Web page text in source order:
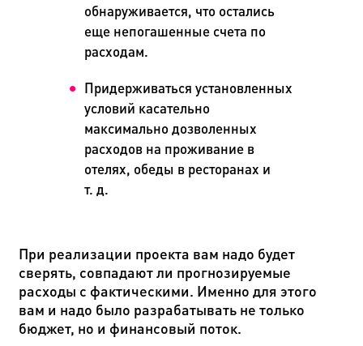
обнаруживается, что остались
еще непогашенные счета по
расходам.
Придерживаться установленных
условий касательно
максимально дозволенных
расходов на проживание в
отелях, обеды в ресторанах и
т. д.
При реализации проекта вам надо будет
сверять, совпадают ли прогнозируемые
расходы с фактическими. Именно для этого
вам и надо было разрабатывать не только
бюджет, но и финансовый поток.